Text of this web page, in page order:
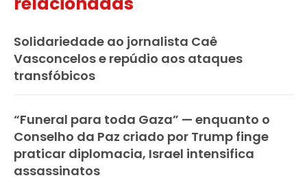
Solidariedade ao jornalista Caê
Vasconcelos e repúdio aos ataques
transfóbicos
“Funeral para toda Gaza” — enquanto o
Conselho da Paz criado por Trump finge
praticar diplomacia, Israel intensifica
assassinatos